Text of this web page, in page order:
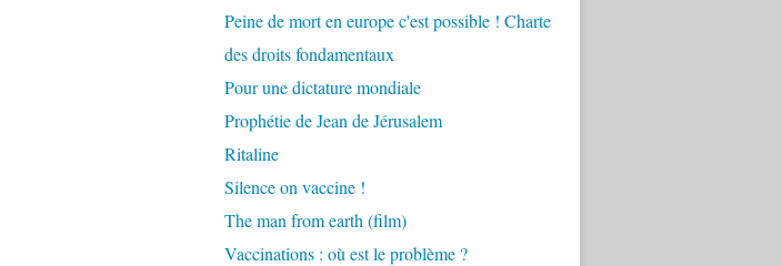
Peine de mort en europe c'est possible ! Charte
des droits fondamentaux
Pour une dictature mondiale
Prophétie de Jean de Jérusalem
Ritaline
Silence on vaccine !
The man from earth (film)
Vaccinations : où est le problème ?